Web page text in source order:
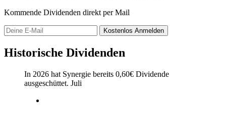
Kommende Dividenden direkt per Mail
Kostenlos Anmelden
Historische Dividenden
In 2026 hat Synergie bereits 0,60€ Dividende
ausgeschüttet. Juli